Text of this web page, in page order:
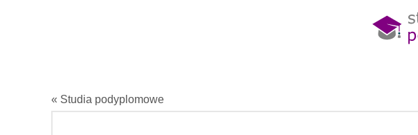
« Studia podyplomowe